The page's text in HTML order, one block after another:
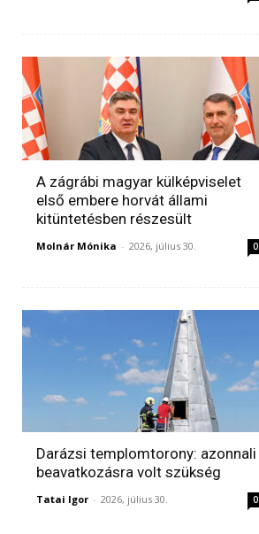
A zágrábi magyar külképviselet
első embere horvát állami
kitüntetésben részesült
Molnár Mónika - 2026, július 30. 0
Darázsi templomtorony: azonnali
beavatkozásra volt szükség
Tatai Igor - 2026, július 30. 0